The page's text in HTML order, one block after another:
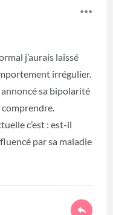
j’aurais laissé
irrégulier.
sa bipolarité
comprendre.
c’est : est-il
par sa maladie